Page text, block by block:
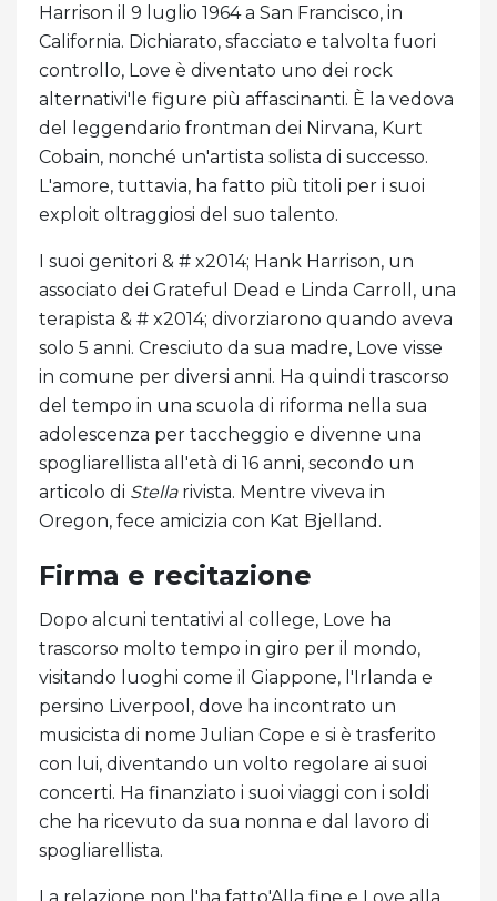
Harrison il 9 luglio 1964 a San Francisco, in
California. Dichiarato, sfacciato e talvolta fuori
controllo, Love è diventato uno dei rock
alternativi'le figure più affascinanti. È la vedova
del leggendario frontman dei Nirvana, Kurt
Cobain, nonché un'artista solista di successo.
L'amore, tuttavia, ha fatto più titoli per i suoi
exploit oltraggiosi del suo talento.
I suoi genitori & # x2014; Hank Harrison, un
associato dei Grateful Dead e Linda Carroll, una
terapista & # x2014; divorziarono quando aveva
solo 5 anni. Cresciuto da sua madre, Love visse
in comune per diversi anni. Ha quindi trascorso
del tempo in una scuola di riforma nella sua
adolescenza per taccheggio e divenne una
spogliarellista all'età di 16 anni, secondo un
articolo di Stellarivista. Mentre viveva in
Oregon, fece amicizia con Kat Bjelland.
Firma e recitazione
Dopo alcuni tentativi al college, Love ha
trascorso molto tempo in giro per il mondo,
visitando luoghi come il Giappone, l'Irlanda e
persino Liverpool, dove ha incontrato un
musicista di nome Julian Cope e si è trasferito
con lui, diventando un volto regolare ai suoi
concerti. Ha finanziato i suoi viaggi con i soldi
che ha ricevuto da sua nonna e dal lavoro di
spogliarellista.